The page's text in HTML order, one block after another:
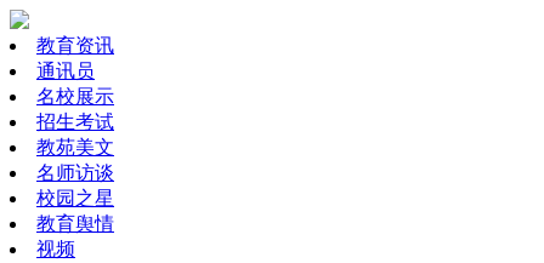
教育资讯
通讯员
名校展示
招生考试
教苑美文
名师访谈
校园之星
教育舆情
视频